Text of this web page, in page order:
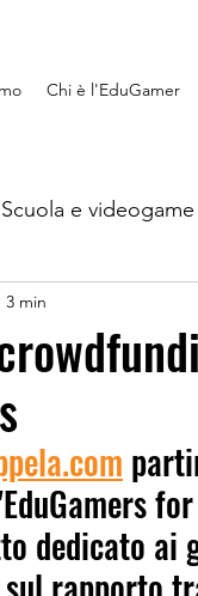
Chi è l'EduGamer
Scuola e videogame
si impara
min
dedicato ai